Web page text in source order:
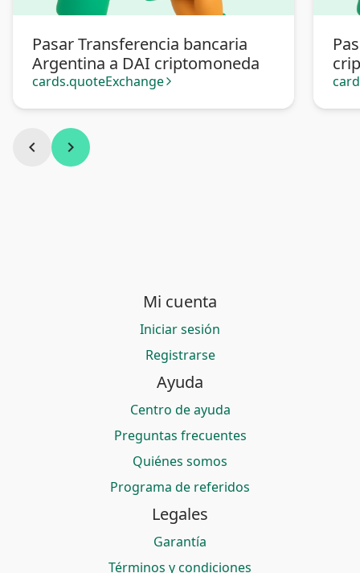
Pasar Transferencia bancaria
Argentina a DAI criptomoneda
cards.quoteExchange arrow_forward_ios
chevron_left chevron_right
Mi cuenta
Iniciar sesión
Registrarse
Ayuda
Centro de ayuda
Preguntas frecuentes
Quiénes somos
Programa de referidos
Legales
Garantía
Términos y condiciones